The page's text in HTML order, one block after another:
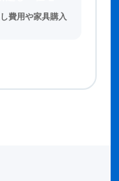
費用や家具購入